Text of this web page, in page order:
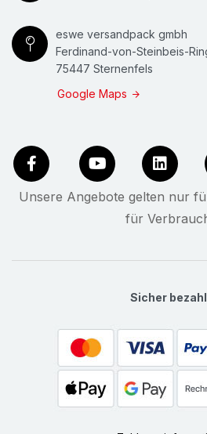
eswe versandpack gmbh
Ferdinand-von-Steinbeis-
75447 Sternenfels
Google Maps
Unsere Angebote gelten nur
für
Sicher